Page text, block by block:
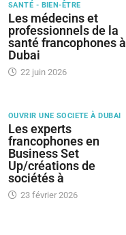
SANTÉ - BIEN-ÊTRE
Les médecins et
professionnels de la
santé francophones à
Dubai
22 juin 2026
OUVRIR UNE SOCIETE À DUBAI
Les experts
francophones en
Business Set
Up/créations de
sociétés à
23 février 2026